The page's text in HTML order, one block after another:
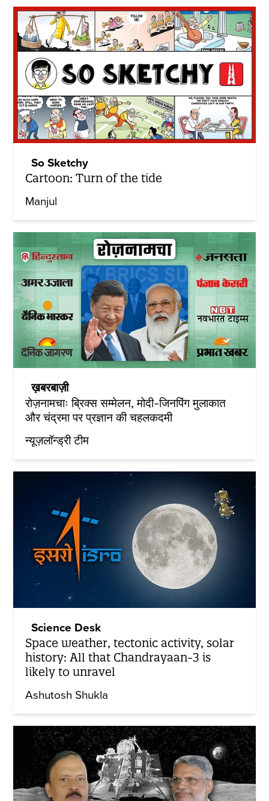
So Sketchy
Cartoon: Turn of the tide
Manjul
ख़बरबाज़ी
रोज़नामचाः ब्रिक्स सम्मेलन, मोदी-जिनपिंग मुलाकात
और चंद्रमा पर प्रज्ञान की चहलकदमी
न्यूज़लॉन्ड्री टीम
Science Desk
Space weather, tectonic activity, solar
history: All that Chandrayaan-3 is
likely to unravel
Ashutosh Shukla